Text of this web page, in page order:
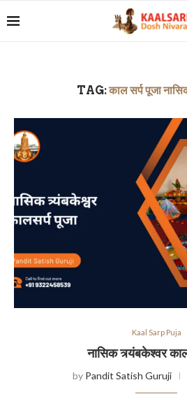
TAG:काल सर्प पूजा
Kaal Sarp Puja
नासिक त्र्यंबकेश्वर
by Pandit Satish Guruji